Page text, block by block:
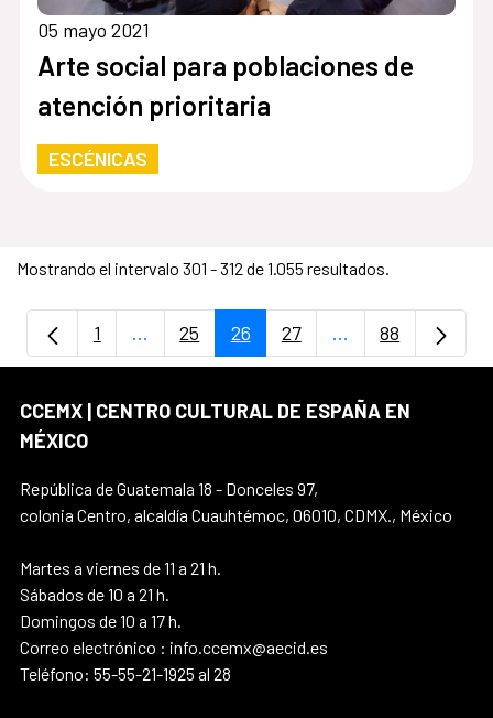
05 mayo 2021
Arte social para poblaciones de
atención prioritaria
ESCÉNICAS
Mostrando el intervalo 301 - 312 de 1.055 resultados.
Página
1 ...Páginas intermedias Use TAB para
Página
25 Página
26 Página
27 ...PáginasPágina
88
CCEMX | CENTRO CULTURAL DE ESPAÑA EN
MÉXICO
República de Guatemala 18 - Donceles 97,
colonia Centro, alcaldía Cuauhtémoc, 06010, CDMX., México
Martes a viernes de 11 a 21 h.
Sábados de 10 a 21 h.
Domingos de 10 a 17 h.
Correo electrónico : info.ccemx@aecid.es
Teléfono: 55-55-21-1925 al 28